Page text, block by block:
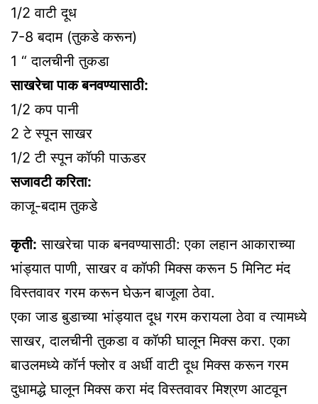
1/2 वाटी दूध
7-8 बदाम (तुकडे करून)
1 “ दालचीनी तुकडा
साखरेचा पाक बनवण्यासाठी:
1/2 कप पानी
2 टे स्पून साखर
1/2 टी स्पून कॉफी पाऊडर
सजावटी करिता:
काजू-बदाम तुकडे
कृती: साखरेचा पाक बनवण्यासाठी: एका लहान आकाराच्या
भांड्यात पाणी, साखर व कॉफी मिक्स करून 5 मिनिट मंद
विस्तवावर गरम करून घेऊन बाजूला ठेवा.
एका जाड बुडाच्या भांड्यात दूध गरम करायला ठेवा व त्यामध्ये
साखर, दालचीनी तुकडा व कॉफी घालून मिक्स करा. एका
बाउलमध्ये कॉर्न फ्लोर व अर्धी वाटी दूध मिक्स करून गरम
दुधामद्धे घालून मिक्स करा मंद विस्तवावर मिश्रण आटवून